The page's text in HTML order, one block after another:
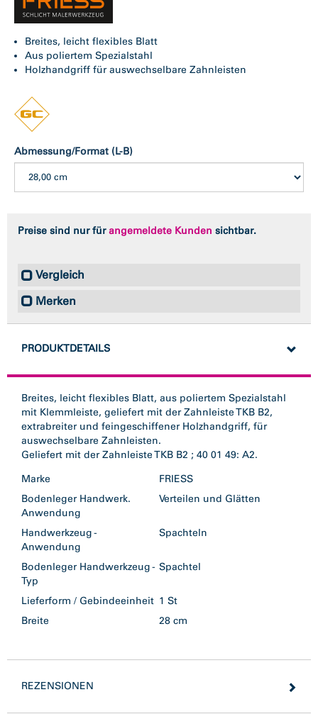
Breites, leicht flexibles Blatt
Aus poliertem Spezialstahl
Holzhandgriff für auswechselbare Zahnleisten
Abmessung/Format (L-B)
Preise sind nur fürangemeldete Kunden sichtbar.
Vergleich
Merken
PRODUKTDETAILS
Breites, leicht flexibles Blatt, aus poliertem Spezialstahl
mit Klemmleiste, geliefert mit der Zahnleiste TKB B2,
extrabreiter und feingeschiffener Holzhandgriff, für
auswechselbare Zahnleisten.
Marke
FRIESS
Bodenleger Handwerk.
Anwendung
Verteilen und Glätten
Handwerkzeug -
Anwendung
Spachteln
Bodenleger Handwerkzeug -
Typ
Spachtel
Lieferform / Gebindeeinheit 1 St
Breite
28 cm
REZENSIONEN